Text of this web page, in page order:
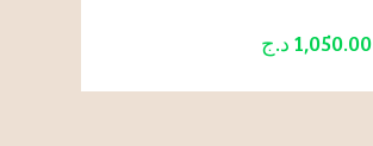
1,050.00 د.ج